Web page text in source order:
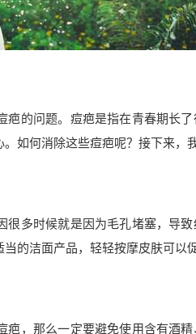
疤的问题。痘疤是指在青春期长
如何消除这些痘疤呢？接下来，
多时候就是因为毛孔堵塞，导
的洁面产品，轻轻按摩皮肤可以
疤，那么一定要避免使用含有酒